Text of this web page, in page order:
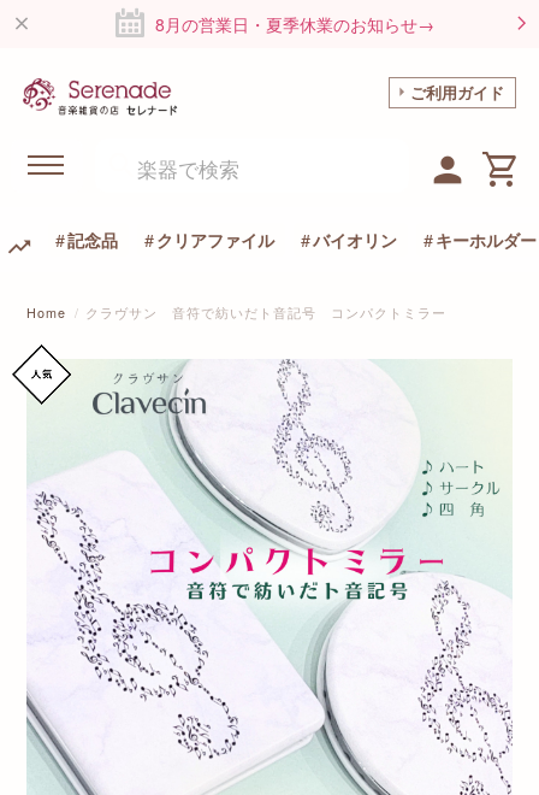
8月の営業日・夏季休業のお知らせ→
ご利用ガイド
記念品 クリアファイル バイオリン キーホルダー
Home クラヴサン 音符で紡いだト音記号 コンパクトミラー